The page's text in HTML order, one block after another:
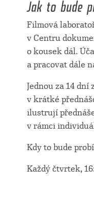
Filmová
v Centru
o kousek dál.
a pracovat dále
Jednou za 14
v krátké
ilustrují
v rámci
Kdy to bude
Každý čtvrtek,